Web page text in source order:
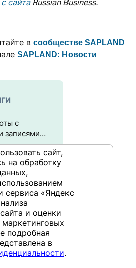
с сайтаRussian Business.
в сообществе SAPLAND
SAPLAND: Новости
с
записями
в разрезе
SAP
в
SAP
сайт,
на обработку
сервиса «Яндекс
и оценки
подробная
в
.